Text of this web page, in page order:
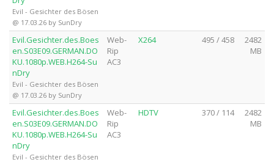
Evil - Gesichter des Bösen
@ 17.03.26 by SunDry
Evil.Gesichter.des.Boes
en.S03E09.GERMAN.DO
KU.1080p.WEB.H264-Su
nDry
Evil - Gesichter des Bösen
@ 17.03.26 by SunDry
Web-
Rip
AC3
X264 495 / 458
2482
MB
Evil.Gesichter.des.Boes
en.S03E09.GERMAN.DO
KU.1080p.WEB.H264-Su
nDry
Evil - Gesichter des Bösen
Web-
Rip
AC3
HDTV 370 / 114
2482
MB